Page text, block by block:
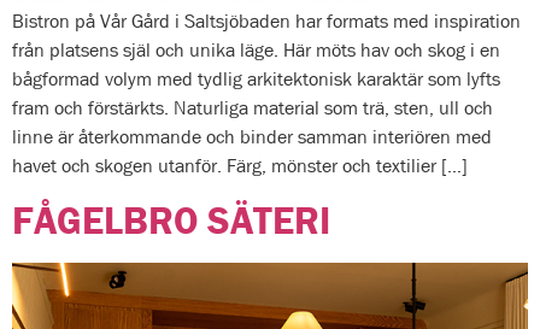
Bistron på Vår Gård i Saltsjöbaden har formats med inspiration
från platsens själ och unika läge. Här möts hav och skog i en
bågformad volym med tydlig arkitektonisk karaktär som lyfts
fram och förstärkts. Naturliga material som trä, sten, ull och
linne är återkommande och binder samman interiören med
havet och skogen utanför. Färg, mönster och textilier […]
FÅGELBRO SÄTERI